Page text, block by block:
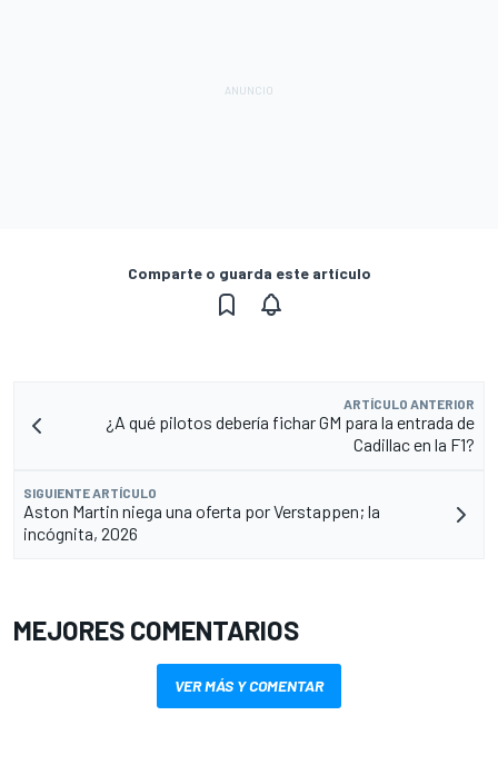
Comparte o guarda este artículo
ARTÍCULO ANTERIOR
¿A qué pilotos debería fichar GM para la entrada de
Cadillac en la F1?
SIGUIENTE ARTÍCULO
Aston Martin niega una oferta por Verstappen; la
incógnita, 2026
MEJORES COMENTARIOS
VER MÁS Y COMENTAR